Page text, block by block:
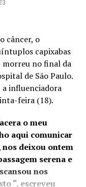
no
em
o Porto
de
os
e a
câncer, o
capixabas
morreu no final da
de São Paulo.
a influenciadora
feira (18).
o meu
aqui comunicar
nos deixou ontem
serena e
nos
“, escreveu